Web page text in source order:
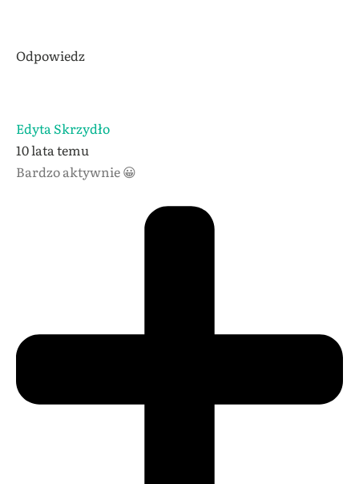
Odpowiedz
Edyta Skrzydło
10 lata temu
Bardzo aktywnie 😀